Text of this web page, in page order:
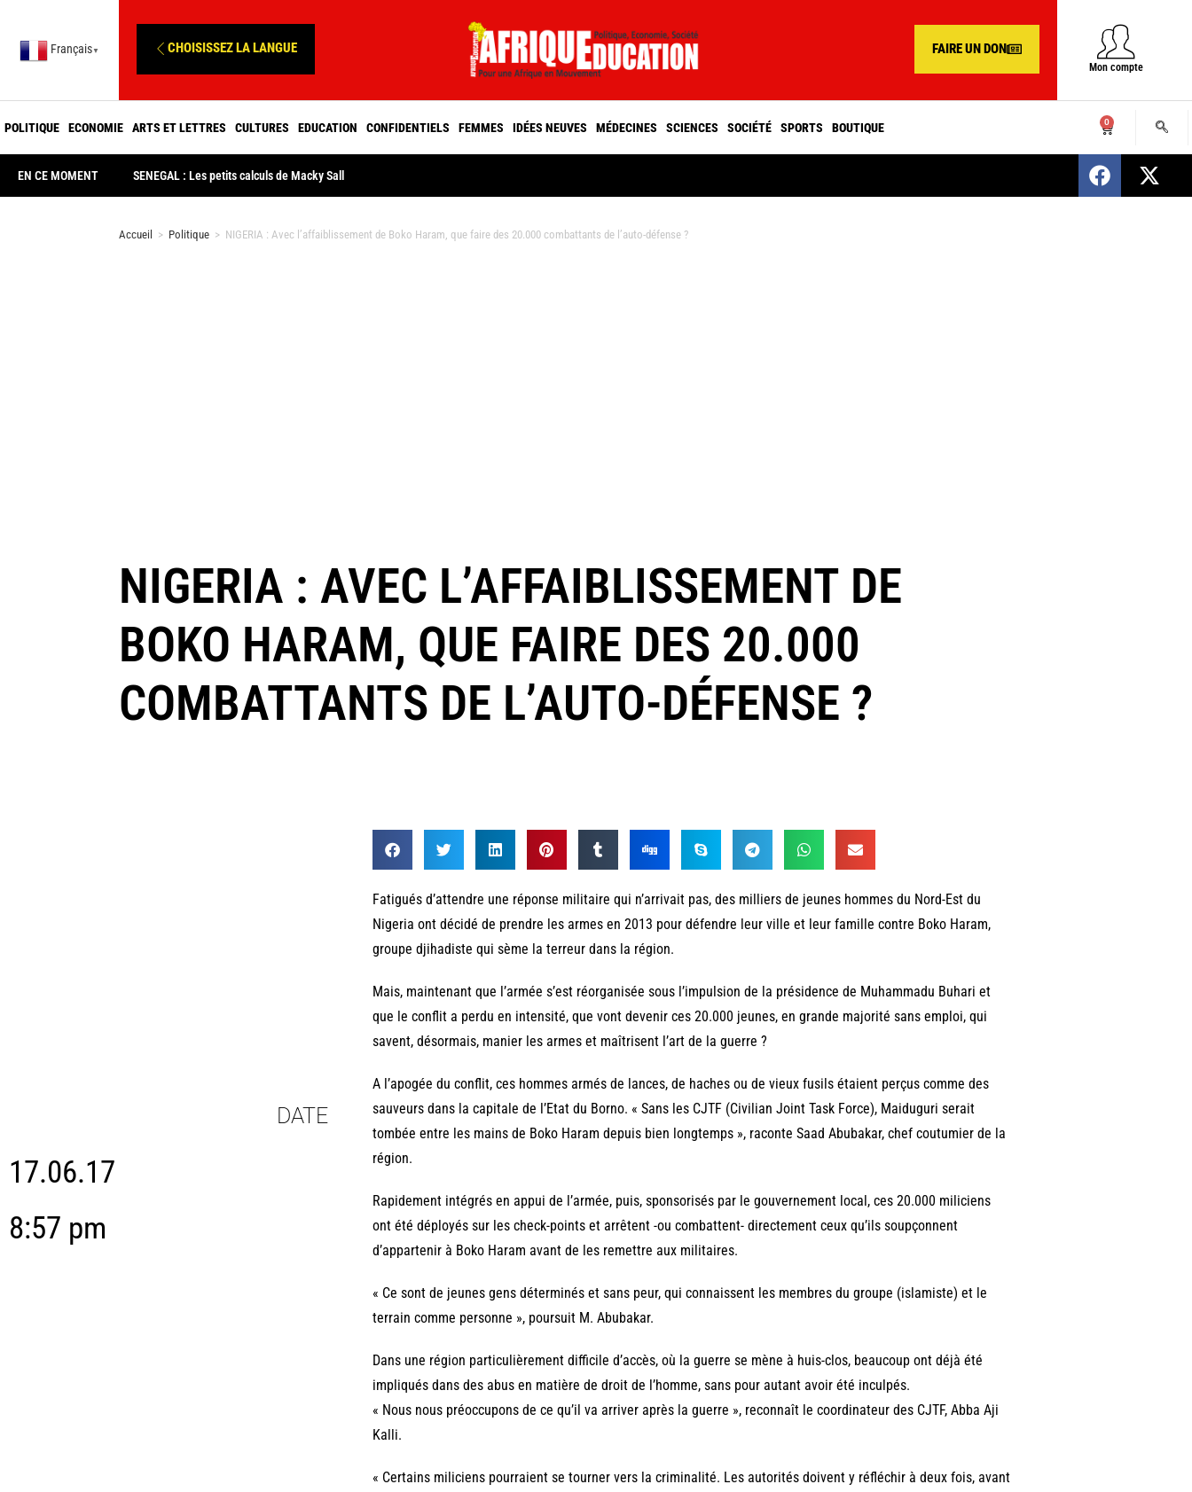
Français ▼ CHOISISSEZ LA LANGUE FAIRE UN DON
Mon compte
POLITIQUE ECONOMIE ARTS ET LETTRES CULTURES EDUCATION CONFIDENTIELS FEMMES IDÉES NEUVES MÉDECINES SCIENCES SOCIÉTÉ SPORTS BOUTIQUE 0
EN CE MOMENT SENEGAL : Les petits calculs de Macky Sall SENEGAL : Nomination d’un nouveau
Accueil > Politique > NIGERIA : Avec l’affaiblissement de Boko Haram, que faire des 20.000 combattants de l’auto-défense ?
NIGERIA : AVEC L’AFFAIBLISSEMENT DE
BOKO HARAM, QUE FAIRE DES 20.000
COMBATTANTS DE L’AUTO-DÉFENSE ?
DATE
17.06.17
8:57 pm
Fatigués d’attendre une réponse militaire qui n’arrivait pas, des milliers de jeunes hommes du Nord-Est du
Nigeria ont décidé de prendre les armes en 2013 pour défendre leur ville et leur famille contre Boko Haram,
groupe djihadiste qui sème la terreur dans la région.
Mais, maintenant que l’armée s’est réorganisée sous l’impulsion de la présidence de Muhammadu Buhari et
que le conflit a perdu en intensité, que vont devenir ces 20.000 jeunes, en grande majorité sans emploi, qui
savent, désormais, manier les armes et maîtrisent l’art de la guerre ?
A l’apogée du conflit, ces hommes armés de lances, de haches ou de vieux fusils étaient perçus comme des
sauveurs dans la capitale de l’Etat du Borno. « Sans les CJTF (Civilian Joint Task Force), Maiduguri serait
tombée entre les mains de Boko Haram depuis bien longtemps », raconte Saad Abubakar, chef coutumier de la
région.
Rapidement intégrés en appui de l’armée, puis, sponsorisés par le gouvernement local, ces 20.000 miliciens
ont été déployés sur les check-points et arrêtent -ou combattent- directement ceux qu’ils soupçonnent
d’appartenir à Boko Haram avant de les remettre aux militaires.
« Ce sont de jeunes gens déterminés et sans peur, qui connaissent les membres du groupe (islamiste) et le
terrain comme personne », poursuit M. Abubakar.
Dans une région particulièrement difficile d’accès, où la guerre se mène à huis-clos, beaucoup ont déjà été
impliqués dans des abus en matière de droit de l’homme, sans pour autant avoir été inculpés.
« Nous nous préoccupons de ce qu’il va arriver après la guerre », reconnaît le coordinateur des CJTF, Abba Aji
Kalli.
« Certains miliciens pourraient se tourner vers la criminalité. Les autorités doivent y réfléchir à deux fois, avant